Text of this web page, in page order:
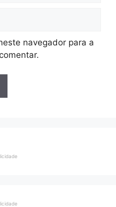
navegador para a